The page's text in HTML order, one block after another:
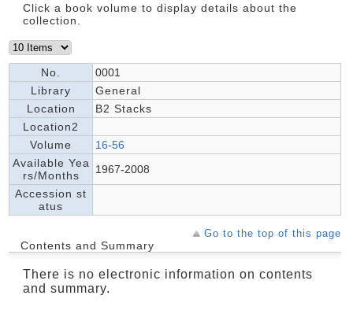
Click a book volume to display details about the
collection.
No.
0001
Library
General
Location
B2 Stacks
Location2
Volume
16-56
Available Yea
rs/Months
1967-2008
Accession st
atus
Go to the top of this page
Contents and Summary
There is no electronic information on contents
and summary.